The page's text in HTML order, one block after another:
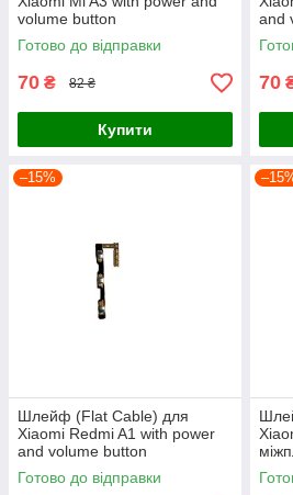
volume button
Готово до відправки
70 ₴ 82 ₴
Купити
and
70
–15%
Шлейф (Flat Cable) для
Xiaomi Redmi A1 with power
and volume button
Готово до відправки